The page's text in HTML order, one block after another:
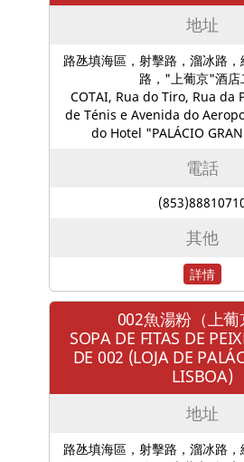
地址
路氹填海區，射擊路，溜冰路
路，"上葡京"酒店
COTAI, Rua do Tiro, Rua da
de Ténis e Avenida do
do Hotel "PALÁCIO
電話
其他
詳情
002魚湯粉（上葡
SOPA DE FITAS DE
DE 002 (LOJA DE
LISBOA)
地址
路氹填海區，射擊路，溜冰路